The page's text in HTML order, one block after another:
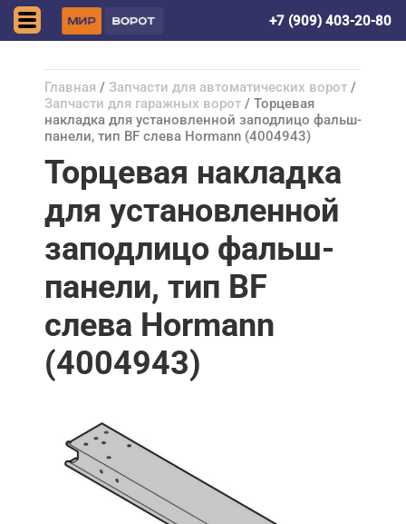
+7 (909) 403-20-80
Главная / Запчасти для автоматических ворот /
Запчасти для гаражных ворот / Торцевая
накладка для установленной заподлицо фальш-
панели, тип BF слева Hormann (4004943)
Торцевая накладка
для установленной
заподлицо фальш-
панели, тип BF
слева Hormann
(4004943)